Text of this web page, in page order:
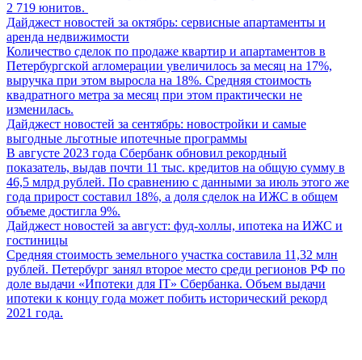
2 719 юнитов.
Дайджест новостей за октябрь: сервисные апартаменты и
аренда недвижимости
Количество сделок по продаже квартир и апартаментов в
Петербургской агломерации увеличилось за месяц на 17%,
выручка при этом выросла на 18%. Средняя стоимость
квадратного метра за месяц при этом практически не
изменилась.
Дайджест новостей за сентябрь: новостройки и самые
выгодные льготные ипотечные программы
В августе 2023 года Сбербанк обновил рекордный
показатель, выдав почти 11 тыс. кредитов на общую сумму в
46,5 млрд рублей. По сравнению с данными за июль этого же
года прирост составил 18%, а доля сделок на ИЖС в общем
объеме достигла 9%.
Дайджест новостей за август: фуд-холлы, ипотека на ИЖС и
гостиницы
Средняя стоимость земельного участка составила 11,32 млн
рублей. Петербург занял второе место среди регионов РФ по
доле выдачи «Ипотеки для IT» Сбербанка. Объем выдачи
ипотеки к концу года может побить исторический рекорд
2021 года.